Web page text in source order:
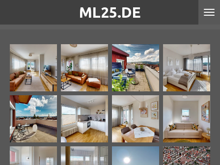
Hauptinhalt
ML25.DE